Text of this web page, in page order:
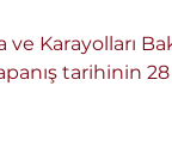
ve Karayolları
tarihinin